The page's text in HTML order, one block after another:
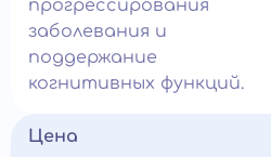
прогрессирования
заболевания и
поддержание
когнитивных функций.
Цена